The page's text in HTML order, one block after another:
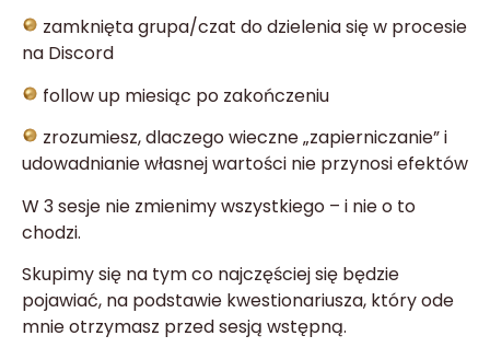
zamknięta grupa/czat do dzielenia się w procesie
na Discord
follow up miesiąc po zakończeniu
zrozumiesz, dlaczego wieczne „zapierniczanie” i
udowadnianie własnej wartości nie przynosi efektów
W 3 sesje nie zmienimy wszystkiego – i nie o to
chodzi.
Skupimy się na tym co najczęściej się będzie
pojawiać, na podstawie kwestionariusza, który ode
mnie otrzymasz przed sesją wstępną.